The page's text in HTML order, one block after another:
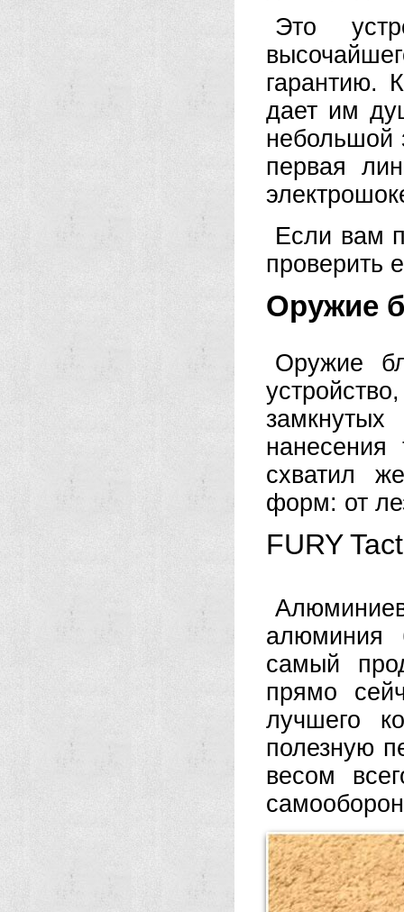
Это
гарантию.
дает им
небольшой
первая
Если вам
проверить
Оружие
Оружие
схватил
форм: от
FURY
самый
прямо
лучшего
полезную
весом